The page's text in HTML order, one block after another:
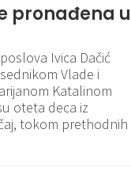
pronađena u
Ivica Dačić
Vlade i
Katalinom
oteta deca iz
tokom prethodnih